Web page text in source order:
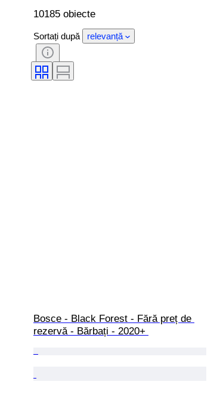
10185 obiecte
Sortați după relevanță
Bosce - Black Forest - Fără preț de
rezervă - Bărbați - 2020+